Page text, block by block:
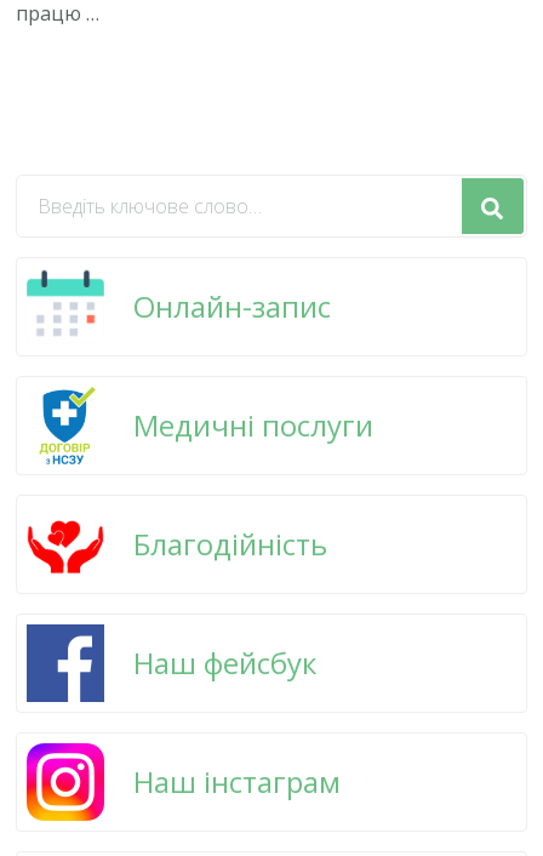
працю …
щось?
Онлайн-запис
Медичні послуги
Благодійність
Наш фейсбук
Наш інстаграм